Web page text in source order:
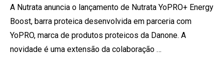
A Nutrata anuncia o lançamento de Nutrata YoPRO+ Energy
Boost, barra proteica desenvolvida em parceria com
YoPRO, marca de produtos proteicos da Danone. A
novidade é uma extensão da colaboração …